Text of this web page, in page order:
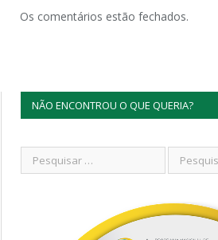
Os comentários estão fechados.
NÃO ENCONTROU O QUE QUERIA?